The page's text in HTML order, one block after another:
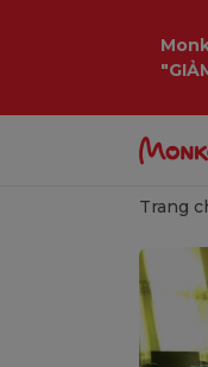
Trang